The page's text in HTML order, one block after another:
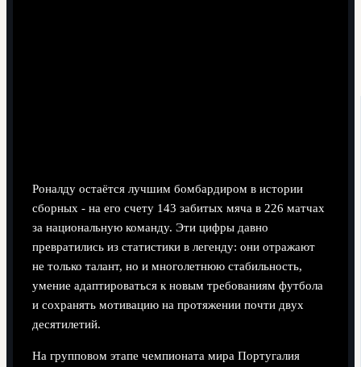
Роналду остаётся лучшим бомбардиром в истории
сборных - на его счету 143 забитых мяча в 226 матчах
за национальную команду. Эти цифры давно
превратились из статистики в легенду: они отражают
не только талант, но и многолетнюю стабильность,
умение адаптироваться к новым требованиям футбола
и сохранять мотивацию на протяжении почти двух
десятилетий.
На групповом этапе чемпионата мира Португалия